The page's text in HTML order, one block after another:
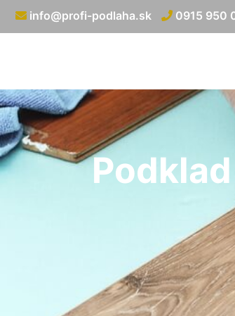
info@profi-podlaha.sk 0915 950